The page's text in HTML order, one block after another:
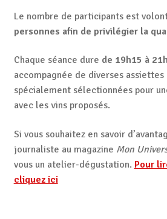
Le nombre de participants est
personnes afin de privilégier la
Chaque séance dure de 19h15 à
accompagnée de diverses assiettes
spécialement sélectionnées pour
avec les vins proposés.
Si vous souhaitez en savoir
journaliste au magazine Mon
vous un atelier-dégustation. Pour
cliquez ici